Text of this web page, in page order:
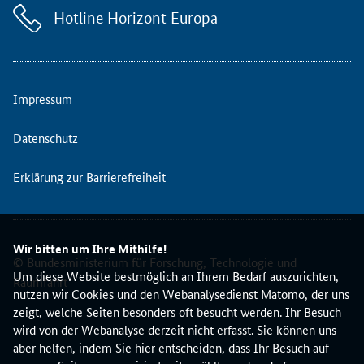
Wir bitten um Ihre Mithilfe!
Um diese Website bestmöglich an Ihrem Bedarf auszurichten,
nutzen wir Cookies und den Webanalysedienst Matomo, der uns
zeigt, welche Seiten besonders oft besucht werden. Ihr Besuch
wird von der Webanalyse derzeit nicht erfasst. Sie können uns
aber helfen, indem Sie hier entscheiden, dass Ihr Besuch auf
n
t
k
s
l
e
R
v
o
n
9
:
3
Hotline Horizont Europa
Impressum
Datenschutz
Erklärung zur Barrierefreiheit
© Bundesministerium für Forschung, Technologie und
Raumfahrt